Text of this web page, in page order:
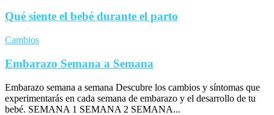
Qué siente el bebé durante el parto
Cambios
Embarazo Semana a Semana
Embarazo semana a semana Descubre los cambios y síntomas que
experimentarás en cada semana de embarazo y el desarrollo de tu
bebé. SEMANA 1 SEMANA 2 SEMANA...